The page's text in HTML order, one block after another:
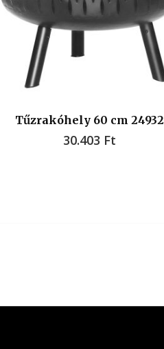
Tűzrakóhely 60 cm 24932
30.403 Ft